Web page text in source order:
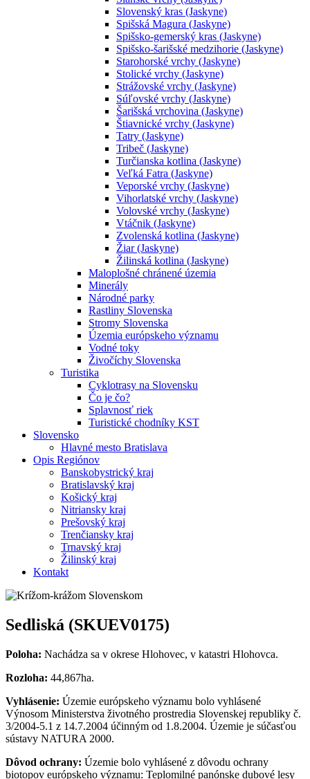
Slovenský kras (Jaskyne)
Spišská Magura (Jaskyne)
Spišsko-gemerský kras (Jaskyne)
Spišsko-šarišské medzihorie (Jaskyne)
Starohorské vrchy (Jaskyne)
Stolické vrchy (Jaskyne)
Strážovské vrchy (Jaskyne)
Súľovské vrchy (Jaskyne)
Šarišská vrchovina (Jaskyne)
Štiavnické vrchy (Jaskyne)
Tatry (Jaskyne)
Tribeč (Jaskyne)
Turčianska kotlina (Jaskyne)
Veľká Fatra (Jaskyne)
Veporské vrchy (Jaskyne)
Vihorlatské vrchy (Jaskyne)
Volovské vrchy (Jaskyne)
Vtáčnik (Jaskyne)
Zvolenská kotlina (Jaskyne)
Žiar (Jaskyne)
Žilinská kotlina (Jaskyne)
Maloplošné chránené územia
Minerály
Národné parky
Rastliny Slovenska
Stromy Slovenska
Územia európskeho významu
Vodné toky
Živočíchy Slovenska
Turistika
Cyklotrasy na Slovensku
Čo je čo?
Splavnosť riek
Turistické chodníky KST
Slovensko
Hlavné mesto Bratislava
Opis Regiónov
Banskobystrický kraj
Bratislavský kraj
Košický kraj
Nitriansky kraj
Prešovský kraj
Trenčiansky kraj
Trnavský kraj
Žilinský kraj
Kontakt
Sedliská (SKUEV0175)
Poloha: Nachádza sa v okrese Hlohovec, v katastri Hlohovca.
Rozloha: 44,867ha.
Vyhlásenie: Územie európskeho významu bolo vyhlásené
Výnosom Ministerstva životného prostredia Slovenskej republiky č.
3/2004-5.1 z 14.7.2004 účinným od 1.8.2004. Územie je súčasťou
sústavy NATURA 2000.
Dôvod ochrany: Územie bolo vyhlásené z dôvodu ochrany
biotopov európskeho významu: Teplomilné panónske dubové lesy